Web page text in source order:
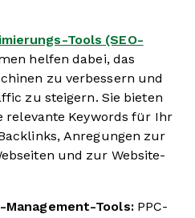
Tools (SEO-
helfen dabei, das
zu verbessern und
zu steigern. Sie bieten
relevante Keywords für Ihr
Anregungen zur
und zur Website-
Management-Tools:PPC-